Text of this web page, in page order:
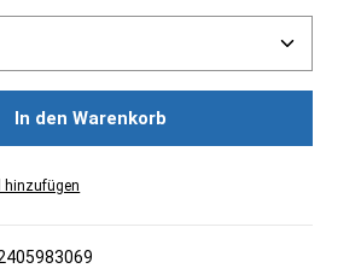
Gib den gewünschten Wert ein
In den Warenkorb
hinzufügen